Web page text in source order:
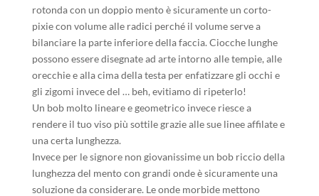
rotonda con un doppio mento è sicuramente un corto-
pixie con volume alle radici perché il volume serve a
bilanciare la parte inferiore della faccia. Ciocche lunghe
possono essere disegnate ad arte intorno alle tempie, alle
orecchie e alla cima della testa per enfatizzare gli occhi e
gli zigomi invece del … beh, evitiamo di ripeterlo!
Un bob molto lineare e geometrico invece riesce a
rendere il tuo viso più sottile grazie alle sue linee affilate e
una certa lunghezza.
Invece per le signore non giovanissime un bob riccio della
lunghezza del mento con grandi onde è sicuramente una
soluzione da considerare. Le onde morbide mettono